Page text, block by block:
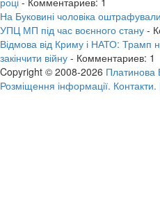
На Буковині чоловіка
УПЦ МП під час воєнного стану -
Відмова від Криму і НАТО: Трамп
закінчити війну - Комментариев: 1
Copyright © 2008-2026 Платинова
Розміщення інформації. Контакти.